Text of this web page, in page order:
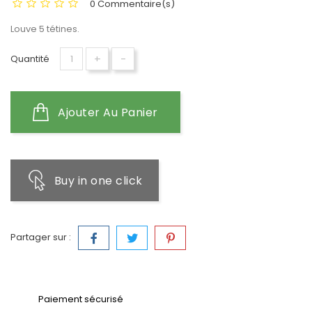
0 Commentaire(s)
Louve 5 tétines.
Quantité + -
Ajouter Au Panier
Buy in one click
Partager sur :
Paiement sécurisé